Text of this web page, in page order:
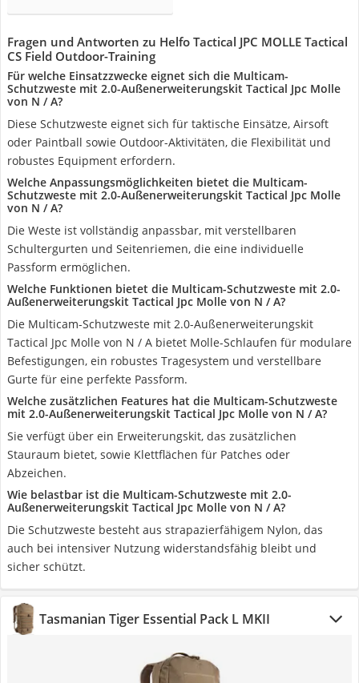
Fragen und Antworten zu Helfo Tactical JPC MOLLE Tactical
CS Field Outdoor-Training
Für welche Einsatzzwecke eignet sich die Multicam-
Schutzweste mit 2.0-Außenerweiterungskit Tactical Jpc Molle
von N / A?
Diese Schutzweste eignet sich für taktische Einsätze, Airsoft
oder Paintball sowie Outdoor-Aktivitäten, die Flexibilität und
robustes Equipment erfordern.
Welche Anpassungsmöglichkeiten bietet die Multicam-
Schutzweste mit 2.0-Außenerweiterungskit Tactical Jpc Molle
von N / A?
Die Weste ist vollständig anpassbar, mit verstellbaren
Schultergurten und Seitenriemen, die eine individuelle
Passform ermöglichen.
Welche Funktionen bietet die Multicam-Schutzweste mit 2.0-
Außenerweiterungskit Tactical Jpc Molle von N / A?
Die Multicam-Schutzweste mit 2.0-Außenerweiterungskit
Tactical Jpc Molle von N / A bietet Molle-Schlaufen für modulare
Befestigungen, ein robustes Tragesystem und verstellbare
Gurte für eine perfekte Passform.
Welche zusätzlichen Features hat die Multicam-Schutzweste
mit 2.0-Außenerweiterungskit Tactical Jpc Molle von N / A?
Sie verfügt über ein Erweiterungskit, das zusätzlichen
Stauraum bietet, sowie Klettflächen für Patches oder
Abzeichen.
Wie belastbar ist die Multicam-Schutzweste mit 2.0-
Außenerweiterungskit Tactical Jpc Molle von N / A?
Die Schutzweste besteht aus strapazierfähigem Nylon, das
auch bei intensiver Nutzung widerstandsfähig bleibt und
sicher schützt.
Tasmanian Tiger Essential Pack L MKII